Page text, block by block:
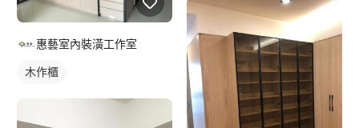
惠藝室內裝潢工作室
木作櫃